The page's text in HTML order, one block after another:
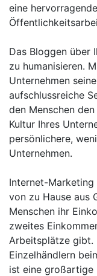
eine
Das Bloggen über
zu humanisieren.
Unternehmen
aufschlussreiche
den Menschen
Kultur Ihres
persönlichere,
Unternehmen.
Internet-
von zu Hause aus
Menschen ihr
zweites
Arbeitsplätze gibt.
Einzelhändlern
ist eine großartige